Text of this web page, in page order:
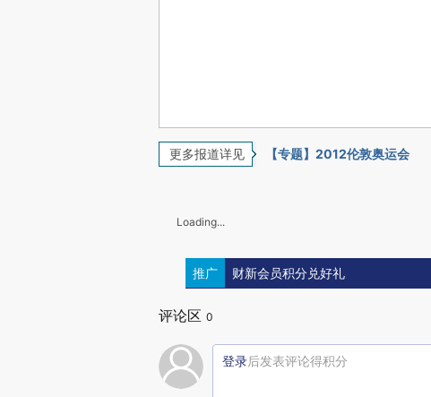
更多报道详见 【专题】2012伦敦奥运会
Loading...
推广 财新会员积分兑好礼
评论区 0
登录后发表评论得积分